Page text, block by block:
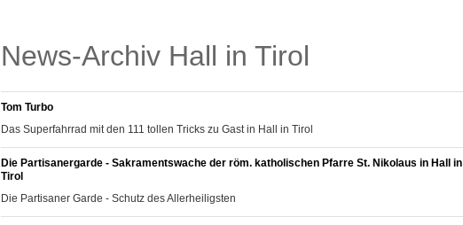
News-Archiv Hall in Tirol
Tom Turbo
Das Superfahrrad mit den 111 tollen Tricks zu Gast in Hall in Tirol
Die Partisanergarde - Sakramentswache der röm. katholischen Pfarre St. Nikolaus in Hall in
Tirol
Die Partisaner Garde - Schutz des Allerheiligsten